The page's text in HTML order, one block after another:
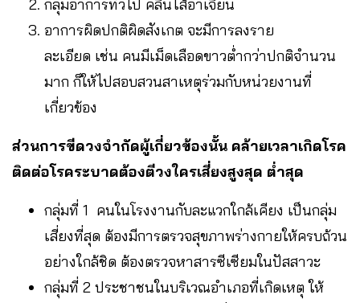
กลุ่มอาการทั่วไป คลื่นไส้อาเจียน
อาการผิดปกติผิดสังเกต จะมีการลงราย
ละเอียด เช่น คนมีเม็ดเลือดขาวต่ำกว่าปกติจำนวน
มาก ก็ให้ไปสอบสวนสาเหตุร่วมกับหน่วยงานที่
เกี่ยวข้อง
ส่วนการขีดวงจำกัดผู้เกี่ยวข้องนั้น คล้ายเวลาเกิดโรค
ติดต่อโรคระบาดต้องตีวงใครเสี่ยงสูงสุด ต่ำสุด
กลุ่มที่ 1 คนในโรงงานกับละแวกใกล้เคียง เป็นกลุ่ม
เสี่ยงที่สุด ต้องมีการตรวจสุขภาพร่างกายให้ครบถ้วน
อย่างใกล้ชิด ต้องตรวจหาสารซีเซียมในปัสสาวะ
กลุ่มที่ 2 ประชาชนในบริเวณอำเภอที่เกิดเหตุ ให้